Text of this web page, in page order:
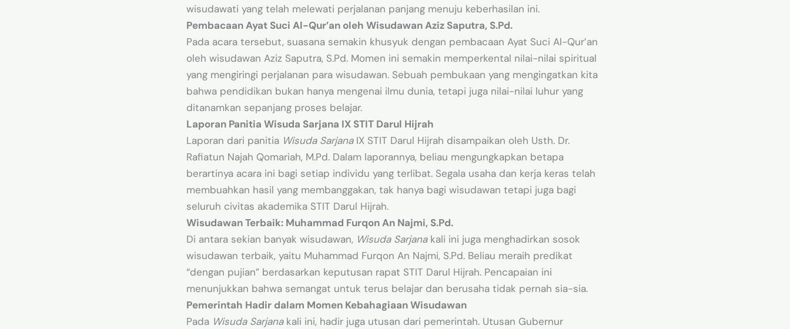
wisudawati yang telah melewati perjalanan panjang menuju keberhasilan ini.
Pembacaan Ayat Suci Al-Qur’an oleh Wisudawan Aziz Saputra, S.Pd.
Pada acara tersebut, suasana semakin khusyuk dengan pembacaan Ayat Suci Al-Qur’an
oleh wisudawan Aziz Saputra, S.Pd. Momen ini semakin memperkental nilai-nilai spiritual
yang mengiringi perjalanan para wisudawan. Sebuah pembukaan yang mengingatkan kita
bahwa pendidikan bukan hanya mengenai ilmu dunia, tetapi juga nilai-nilai luhur yang
ditanamkan sepanjang proses belajar.
Laporan Panitia Wisuda Sarjana IX STIT Darul Hijrah
Laporan dari panitia Wisuda SarjanaIX STIT Darul Hijrah disampaikan oleh Usth. Dr.
Rafiatun Najah Qomariah, M.Pd. Dalam laporannya, beliau mengungkapkan betapa
berartinya acara ini bagi setiap individu yang terlibat. Segala usaha dan kerja keras telah
membuahkan hasil yang membanggakan, tak hanya bagi wisudawan tetapi juga bagi
seluruh civitas akademika STIT Darul Hijrah.
Wisudawan Terbaik: Muhammad Furqon An Najmi, S.Pd.
Di antara sekian banyak wisudawan, Wisuda Sarjanakali ini juga menghadirkan sosok
wisudawan terbaik, yaitu Muhammad Furqon An Najmi, S.Pd. Beliau meraih predikat
“dengan pujian” berdasarkan keputusan rapat STIT Darul Hijrah. Pencapaian ini
menunjukkan bahwa semangat untuk terus belajar dan berusaha tidak pernah sia-sia.
Pemerintah Hadir dalam Momen Kebahagiaan Wisudawan
Pada Wisuda Sarjanakali ini, hadir juga utusan dari pemerintah. Utusan Gubernur